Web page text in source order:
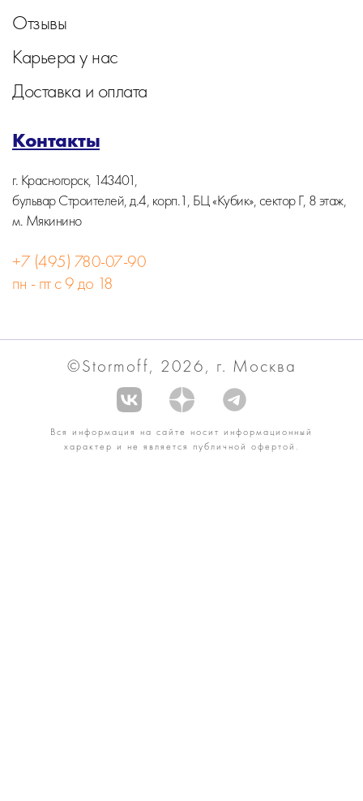
Отзывы
Карьера у нас
Доставка и оплата
Контакты
г. Красногорск, 143401,
бульвар Строителей, д.4, корп.1, БЦ «Кубик», сектор Г, 8 этаж,
м. Мякинино
+7 (495) 780-07-90
пн - пт с 9 до 18
©Stormoff, 2026, г. Москва
Вся информация на сайте носит информационный
характер и не является публичной офертой.